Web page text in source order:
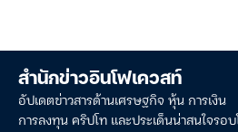
สำนักข่าวอินโฟเควสท์
อัปเดตข่าวสารด้านเศรษฐกิจ หุ้น การเงิน
การลงทุน คริปโท และประเด็นน่าสนใจรอ